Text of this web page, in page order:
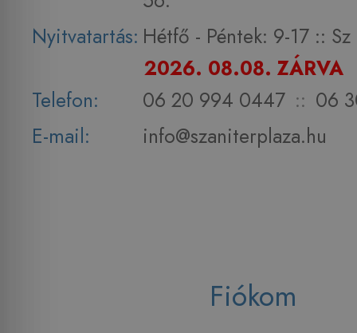
Nyitvatartás: Hétfő - Péntek: 9-17 :: Sz
2026. 08.08. ZÁRVA
Telefon:
06 20 994 0447 :: 06
E-mail:
info@szaniterplaza.hu
Fiókom